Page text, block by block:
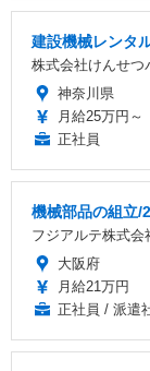
建設機械レンタ
株式会社けんせつ
神奈川県
月給25万円～
正社員
機械部品の組立/
フジアルテ株式会
大阪府
月給21万円
正社員 / 派遣